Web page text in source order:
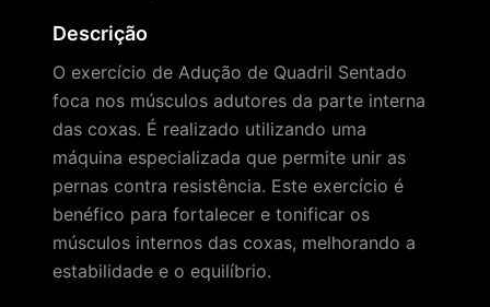
Descrição
O exercício de Adução de Quadril Sentado
foca nos músculos adutores da parte interna
das coxas. É realizado utilizando uma
máquina especializada que permite unir as
pernas contra resistência. Este exercício é
benéfico para fortalecer e tonificar os
músculos internos das coxas, melhorando a
estabilidade e o equilíbrio.